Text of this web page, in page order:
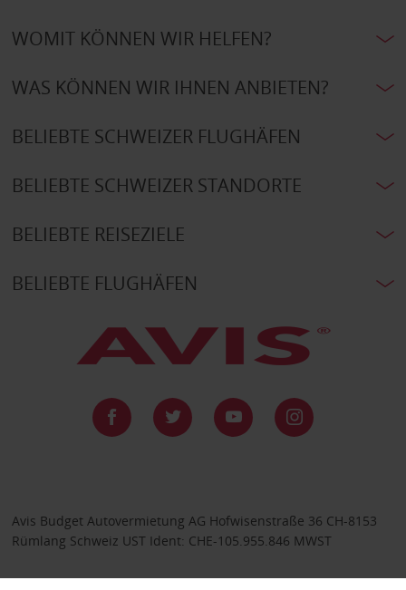
WOMIT KÖNNEN WIR HELFEN?
WAS KÖNNEN WIR IHNEN ANBIETEN?
BELIEBTE SCHWEIZER FLUGHÄFEN
BELIEBTE SCHWEIZER STANDORTE
BELIEBTE REISEZIELE
BELIEBTE FLUGHÄFEN
Avis Budget Autovermietung AG Hofwisenstraße 36 CH-8153
Rümlang Schweiz UST Ident: CHE-105.955.846 MWST